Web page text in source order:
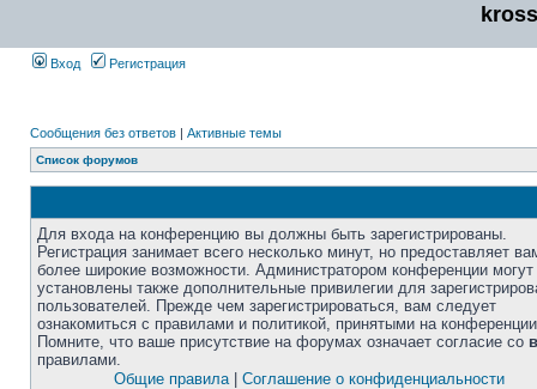
Вход Регистрация
Сообщения без ответов | Активные темы
Список форумов
Для входа на конференцию вы должны быть зарегистрированы.
Регистрация занимает всего несколько минут, но предоставляет
более широкие возможности. Администратором конференции
установлены также дополнительные привилегии для
пользователей. Прежде чем зарегистрироваться, вам следует
ознакомиться с правилами и политикой, принятыми на
Помните, что ваше присутствие на форумах означает согласие со
правилами.
Общие правила| Соглашение о конфиденциальности